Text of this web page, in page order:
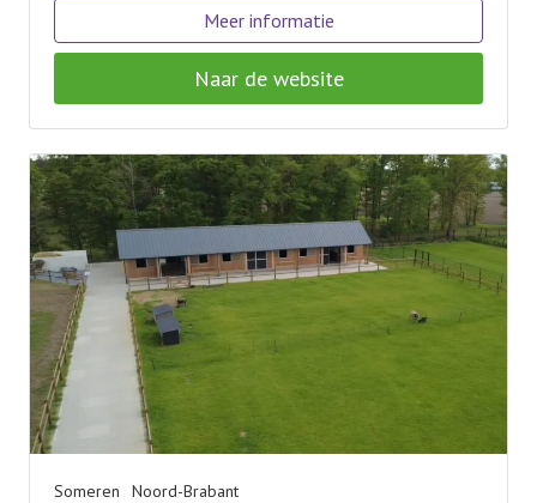
Meer informatie
Naar de website
Someren Noord-Brabant